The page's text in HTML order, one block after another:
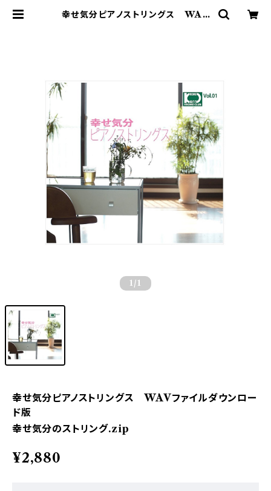
幸せ気分ピアノストリングス WAV
1 /1
幸せ気分ピアノストリングス WAVファイルダウンロー
ド版
幸せ気分のストリング.zip
¥2,880